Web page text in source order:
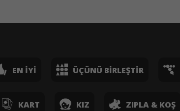
EN İYI ÜÇÜNÜ BIRLEŞTIR
KART KIZ ZIPLA & KOŞ